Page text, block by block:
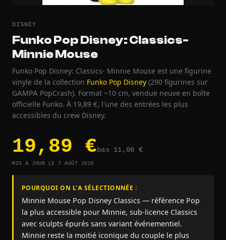
DISNEY
Funko Pop Disney: Classics-
Minnie Mouse
Funko Pop Disney: Classics- Minnie Mouse est une figurine
vinyle de la collection Funko Pop Disney (290 figurines sur
GAMPA PopCrash). Format ~10 cm, vendue neuve en boîte
officielle Funko. À 19,89 €, l'une des entrées les plus
accessibles du crew Disney.
19,89 €bas 11,08 €
MIS À JOUR LE 7 AOÛT 2026
POURQUOI ON L'A SÉLECTIONNÉE :
Minnie Mouse Pop Disney Classics — référence Pop
la plus accessible pour Minnie, sub-licence Classics
avec sculpts épurés sans variant événementiel.
Minnie reste la moitié iconique du couple le plus